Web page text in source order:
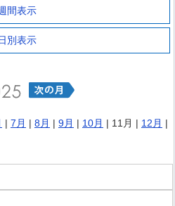
間表示
別表示
| 7月 | 8月 | 9月 | 10月 | 11月 | 12月 |